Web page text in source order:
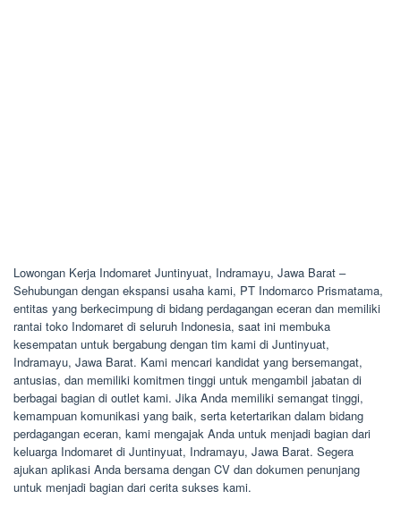
Lowongan Kerja Indomaret Juntinyuat, Indramayu, Jawa Barat –
Sehubungan dengan ekspansi usaha kami, PT Indomarco Prismatama,
entitas yang berkecimpung di bidang perdagangan eceran dan memiliki
rantai toko Indomaret di seluruh Indonesia, saat ini membuka
kesempatan untuk bergabung dengan tim kami di Juntinyuat,
Indramayu, Jawa Barat. Kami mencari kandidat yang bersemangat,
antusias, dan memiliki komitmen tinggi untuk mengambil jabatan di
berbagai bagian di outlet kami. Jika Anda memiliki semangat tinggi,
kemampuan komunikasi yang baik, serta ketertarikan dalam bidang
perdagangan eceran, kami mengajak Anda untuk menjadi bagian dari
keluarga Indomaret di Juntinyuat, Indramayu, Jawa Barat. Segera
ajukan aplikasi Anda bersama dengan CV dan dokumen penunjang
untuk menjadi bagian dari cerita sukses kami.